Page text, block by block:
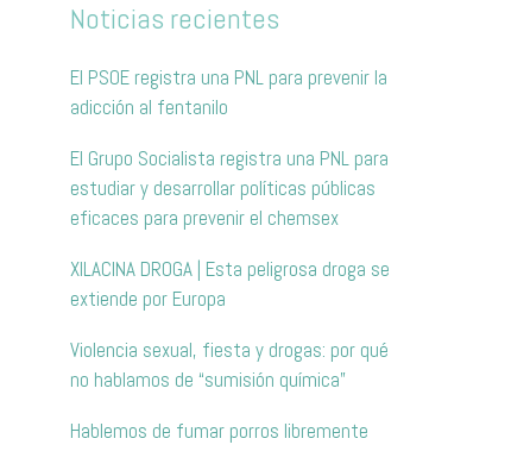
Noticias recientes
El PSOE registra una PNL para prevenir la
adicción al fentanilo
El Grupo Socialista registra una PNL para
estudiar y desarrollar políticas públicas
eficaces para prevenir el chemsex
XILACINA DROGA | Esta peligrosa droga se
extiende por Europa
Violencia sexual, fiesta y drogas: por qué
no hablamos de “sumisión química”
Hablemos de fumar porros libremente